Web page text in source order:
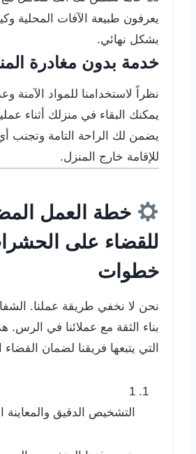
يعرفون طبيعة الآفات المحلية
بشكل نهائي.
خدمة بدون مغادرة
نظراً لاستخدامنا للمواد الآمنة
يمكنك البقاء في منزلك أثناء
يضمن لك الراحة التامة وتجنب
للإقامة خارج المنزل.
خطة العمل
خطوات
نحن لا نخفي طريقة عملنا.
بناء الثقة مع عملائنا في
التي يتبعها فريقنا لضمان القضاء
1
التشخيص الدقيق والمعاينة